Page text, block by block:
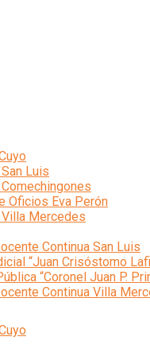
Luis
Oficios Eva Perón
Mercedes
Continua San Luis
“Juan Crisóstomo
“Coronel Juan P.
Continua Villa